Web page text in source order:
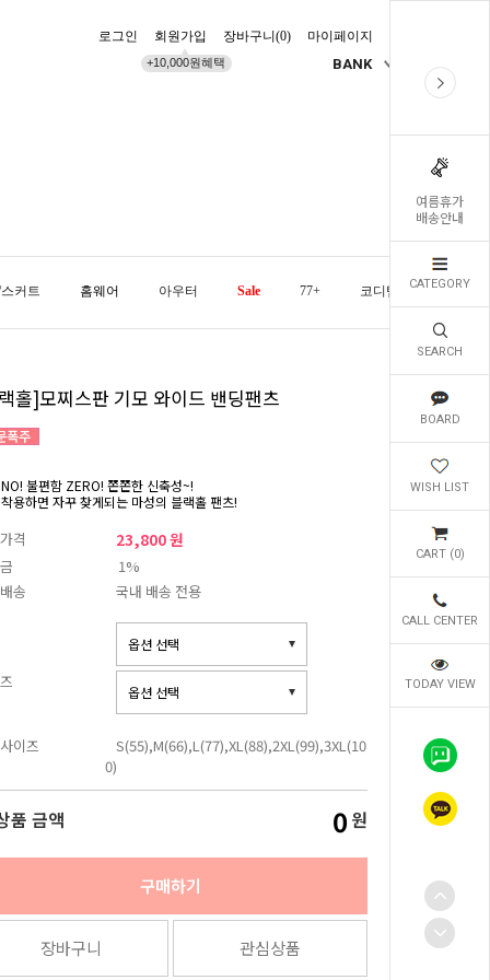
여름휴가
배송안내
CATEGORY
SEARCH
BOARD
WISH LIST
CART (0)
CALL CENTER
TODAY VIEW
로그인 회원가입
+10,000원혜택
장바구니(0) 마이페이지
BANK
커트 홈웨어 아우터 Sale 77+ 코디템 오늘발송
홀]모찌스판 기모 와이드 밴딩팬츠
불편함 ZERO! 쫀쫀한 신축성~!
용하면 자꾸 찾게되는 마성의 블랙홀 팬츠!
격 23,800 원
1%
송
국내 배송 전용
이즈
S(55),M(66),L(77),XL(88),2XL(99),3XL(10
0)
품 금액 0 원
구매하기
장바구니 관심상품